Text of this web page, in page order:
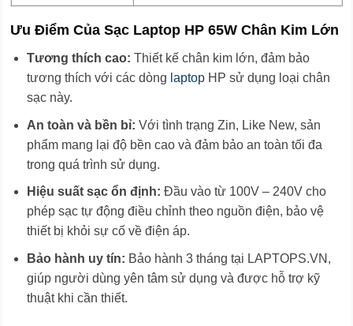
Ưu Điểm Của Sạc Laptop HP 65W Chân Kim Lớn
Tương thích cao: Thiết kế chân kim lớn, đảm bảo
tương thích với các dòng laptopHP sử dụng loại chân
sạc này.
An toàn và bền bỉ: Với tình trạng Zin, Like New, sản
phẩm mang lại độ bền cao và đảm bảo an toàn tối đa
trong quá trình sử dụng.
Hiệu suất sạc ổn định: Đầu vào từ 100V – 240V cho
phép sạc tự động điều chỉnh theo nguồn điện, bảo vệ
thiết bị khỏi sự cố về điện áp.
Bảo hành uy tín: Bảo hành 3 tháng tại LAPTOPS.VN,
giúp người dùng yên tâm sử dụng và được hỗ trợ kỹ
thuật khi cần thiết.